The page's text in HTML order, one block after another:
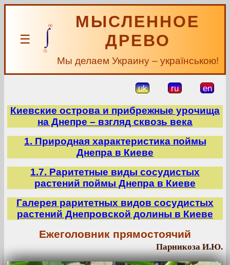
☰
МЫСЛЕННОЕ
ДРЕВО
Мы делаем Украину – українською!
uk ru en
Киевские острова и прибрежные урочища
на Днепре – взгляд сквозь века
1. Природная характеристика поймы
Днепра в Киеве
1.7. Раритетные виды сосудистых
растений поймы Днепра в Киеве
Галерея раритетных видов сосудистых
растений Днепровской долины в Киеве
Ежеголовник прямостоячий
Парникоза И.Ю.